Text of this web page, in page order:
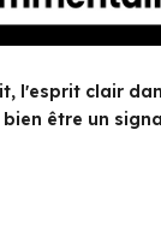
l'esprit clair
être un